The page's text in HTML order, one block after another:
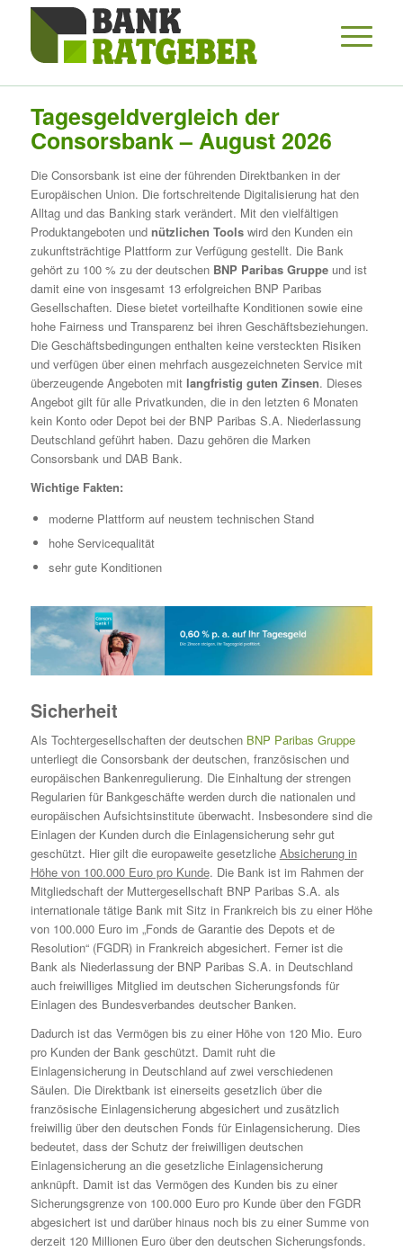
Tagesgeldvergleich der
Consorsbank – August 2026
Die Consorsbank ist eine der führenden Direktbanken in der
Europäischen Union. Die fortschreitende Digitalisierung hat den
Alltag und das Banking stark verändert. Mit den vielfältigen
Produktangeboten undnützlichen Toolswird den Kunden ein
zukunftsträchtige Plattform zur Verfügung gestellt. Die Bank
gehört zu 100 % zu der deutschenBNP Paribas Gruppeund ist
damit eine von insgesamt 13 erfolgreichen BNP Paribas
Gesellschaften. Diese bietet vorteilhafte Konditionen sowie eine
hohe Fairness und Transparenz bei ihren Geschäftsbeziehungen.
Die Geschäftsbedingungen enthalten keine versteckten Risiken
und verfügen über einen mehrfach ausgezeichneten Service mit
überzeugende Angeboten mit langfristig guten Zinsen. Dieses
Angebot gilt für alle Privatkunden, die in den letzten 6 Monaten
kein Konto oder Depot bei der BNP Paribas S.A. Niederlassung
Deutschland geführt haben. Dazu gehören die Marken
Consorsbank und DAB Bank.
Wichtige Fakten:
moderne Plattform auf neustem technischen Stand
hohe Servicequalität
sehr gute Konditionen
Sicherheit
Als Tochtergesellschaften der deutschen BNP Paribas Gruppe
unterliegt die Consorsbank der deutschen, französischen und
europäischen Bankenregulierung. Die Einhaltung der strengen
Regularien für Bankgeschäfte werden durch die nationalen und
europäischen Aufsichtsinstitute überwacht. Insbesondere sind die
Einlagen der Kunden durch die Einlagensicherung sehr gut
geschützt. Hier gilt die europaweite gesetzliche Absicherung in
Höhe von 100.000 Euro pro Kunde. Die Bank ist im Rahmen der
Mitgliedschaft der Muttergesellschaft BNP Paribas S.A. als
internationale tätige Bank mit Sitz in Frankreich bis zu einer Höhe
von 100.000 Euro im „Fonds de Garantie des Depots et de
Resolution“ (FGDR) in Frankreich abgesichert. Ferner ist die
Bank als Niederlassung der BNP Paribas S.A. in Deutschland
auch freiwilliges Mitglied im deutschen Sicherungsfonds für
Einlagen des Bundesverbandes deutscher Banken.
Dadurch ist das Vermögen bis zu einer Höhe von 120 Mio. Euro
pro Kunden der Bank geschützt. Damit ruht die
Einlagensicherung in Deutschland auf zwei verschiedenen
Säulen. Die Direktbank ist einerseits gesetzlich über die
französische Einlagensicherung abgesichert und zusätzlich
freiwillig über den deutschen Fonds für Einlagensicherung. Dies
bedeutet, dass der Schutz der freiwilligen deutschen
Einlagensicherung an die gesetzliche Einlagensicherung
anknüpft. Damit ist das Vermögen des Kunden bis zu einer
Sicherungsgrenze von 100.000 Euro pro Kunde über den FGDR
abgesichert ist und darüber hinaus noch bis zu einer Summe von
derzeit 120 Millionen Euro über den deutschen Sicherungsfonds.